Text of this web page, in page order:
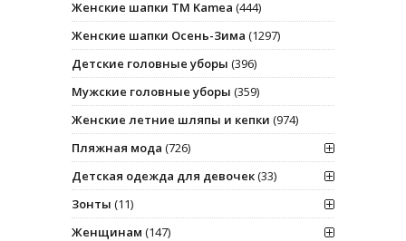
Женские шапки ТМ Kamea (444)
Женские шапки Осень-Зима (1297)
Детские головные уборы (396)
Мужские головные уборы (359)
Женские летние шляпы и кепки (974)
Пляжная мода (726)
Детская одежда для девочек(33)
Зонты (11)
Женщинам (147)